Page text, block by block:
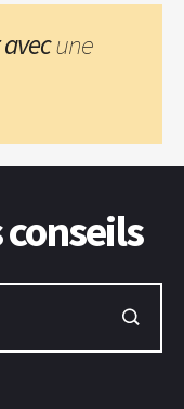
une